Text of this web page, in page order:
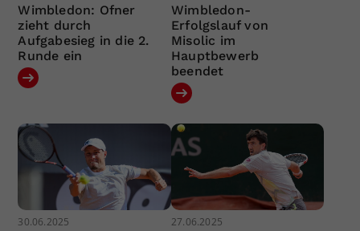
Wimbledon: Ofner
zieht durch
Aufgabesieg in die 2.
Runde ein
Wimbledon-
Erfolgslauf von
Misolic im
Hauptbewerb
beendet
30.06.2025 27.06.2025